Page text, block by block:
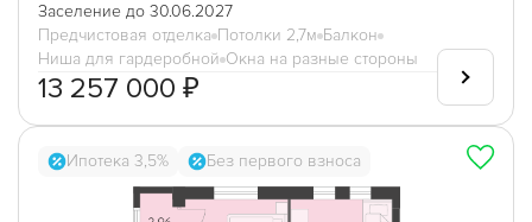
Заселение до 30.06.2027
Предчистовая отделка Потолки 2,7м Балкон
Ниша для гардеробной Окна на разные стороны
13 257 000 ₽
Ипотека 3,5% Без первого взноса